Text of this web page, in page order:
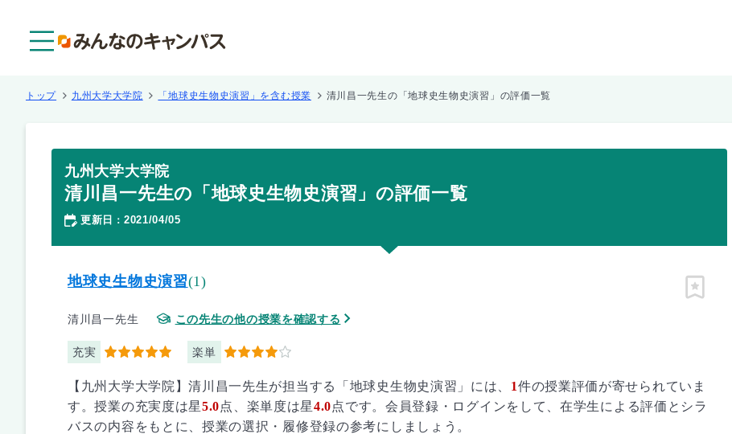
トップ 九州大学大学院 「地球史生物史演習」を含む授業 清川昌一先生の「地球史生物史演習」の評価一覧
九州大学大学院
清川昌一先生の「地球史生物史演習」の評価一覧
更新日 ： 2021/04/05
地球史生物史演習(1)
清川昌一先生 この先生の他の授業を確認する
充実 5 楽単 4
ピン留め
【九州大学大学院】清川昌一先生が担当する「地球史生物史演習」には、 1件の授業評価が寄せられていま
す。授業の充実度は星5.0点、楽単度は星4.0点です。会員登録・ログインをして、在学生による評価とシラ
バスの内容をもとに、授業の選択・履修登録の参考にしましょう。